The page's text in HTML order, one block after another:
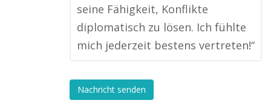
seine Fähigkeit, Konflikte
diplomatisch zu lösen. Ich fühlte
mich jederzeit bestens vertreten!“
Nachricht senden